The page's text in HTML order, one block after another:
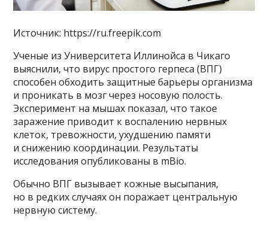
Источник: https://ru.freepik.com
Ученые из Университета Иллинойса в Чикаго
выяснили, что вирус простого герпеса (ВПГ)
способен обходить защитные барьеры организма
и проникать в мозг через носовую полость.
Эксперимент на мышах показал, что такое
заражение приводит к воспалению нервных
клеток, тревожности, ухудшению памяти
и снижению координации. Результаты
исследования опубликованы в mBio.
Обычно ВПГ вызывает кожные высыпания,
но в редких случаях он поражает центральную
нервную систему.